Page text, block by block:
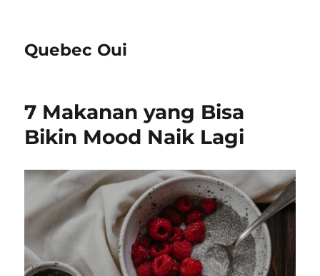
Quebec Oui
7 Makanan yang Bisa
Bikin Mood Naik Lagi